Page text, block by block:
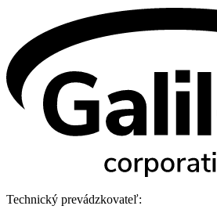
Technický prevádzkovateľ: